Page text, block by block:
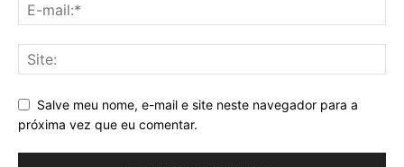
Salve meu nome, e-mail e site neste navegador para a
próxima vez que eu comentar.